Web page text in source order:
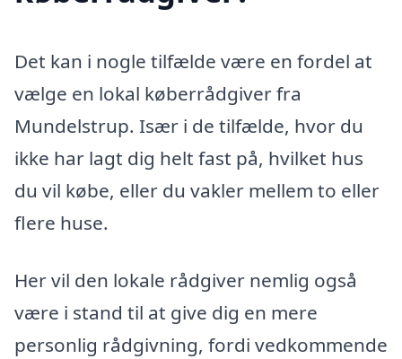
Det kan i nogle tilfælde være en fordel at
vælge en lokal køberrådgiver fra
Mundelstrup. Især i de tilfælde, hvor du
ikke har lagt dig helt fast på, hvilket hus
du vil købe, eller du vakler mellem to eller
flere huse.
Her vil den lokale rådgiver nemlig også
være i stand til at give dig en mere
personlig rådgivning, fordi vedkommende